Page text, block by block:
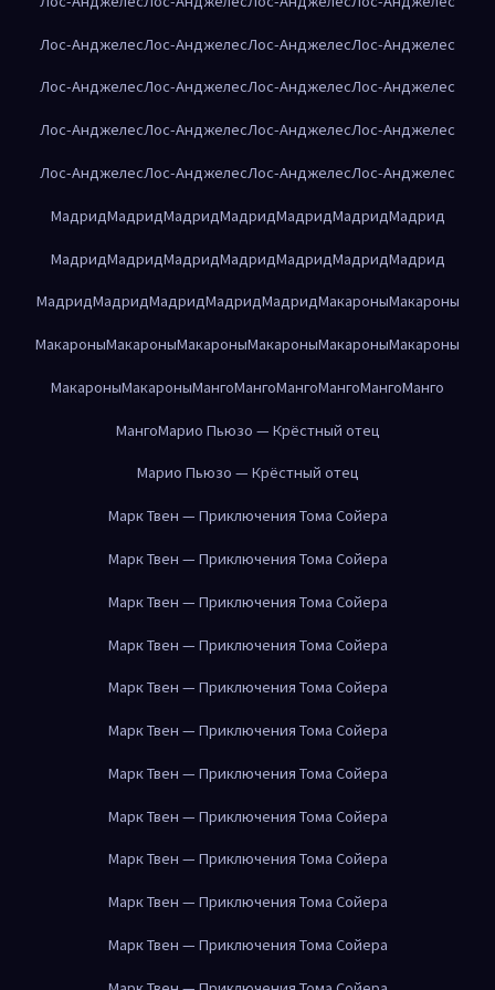
Лос-АнджелесЛос-АнджелесЛос-АнджелесЛос-Анджелес
Лос-АнджелесЛос-АнджелесЛос-АнджелесЛос-Анджелес
Лос-АнджелесЛос-АнджелесЛос-АнджелесЛос-Анджелес
Лос-АнджелесЛос-АнджелесЛос-АнджелесЛос-Анджелес
МадридМадридМадридМадридМадридМадридМадрид
МадридМадридМадридМадридМадридМадридМадрид
МадридМадридМадридМадридМадридМакароныМакароны
МакароныМакароныМакароныМакароныМакароныМакароны
МакароныМакароныМангоМангоМангоМангоМангоМанго
МангоМарио Пьюзо — Крёстный отец
Марио Пьюзо — Крёстный отец
Марк Твен — Приключения Тома Сойера
Марк Твен — Приключения Тома Сойера
Марк Твен — Приключения Тома Сойера
Марк Твен — Приключения Тома Сойера
Марк Твен — Приключения Тома Сойера
Марк Твен — Приключения Тома Сойера
Марк Твен — Приключения Тома Сойера
Марк Твен — Приключения Тома Сойера
Марк Твен — Приключения Тома Сойера
Марк Твен — Приключения Тома Сойера
Марк Твен — Приключения Тома Сойера